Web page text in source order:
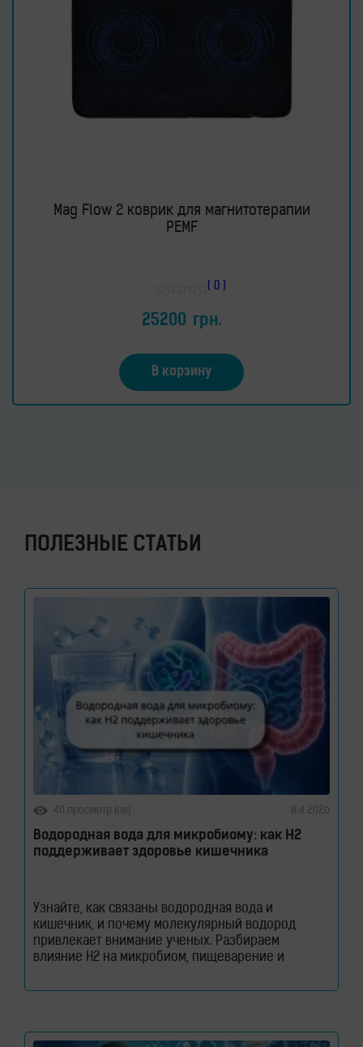
Mag Flow 2 коврик для магнитотерапии
PEMF
0
из
( 0 )
25200 грн.
В корзину
ПОЛЕЗНЫЕ СТАТЬИ
40 просмотр (ов) 8.4.2026
Водородная вода для микробиому: как H2
поддерживает здоровье кишечника
Узнайте, как связаны водородная вода и
кишечник, и почему молекулярный водород
привлекает внимание ученых. Разбираем
влияние H2 на микробиом, пищеварение и
вода влияет на кишечник и микробиом. Кишечник
ученые рассматривают его как одну из